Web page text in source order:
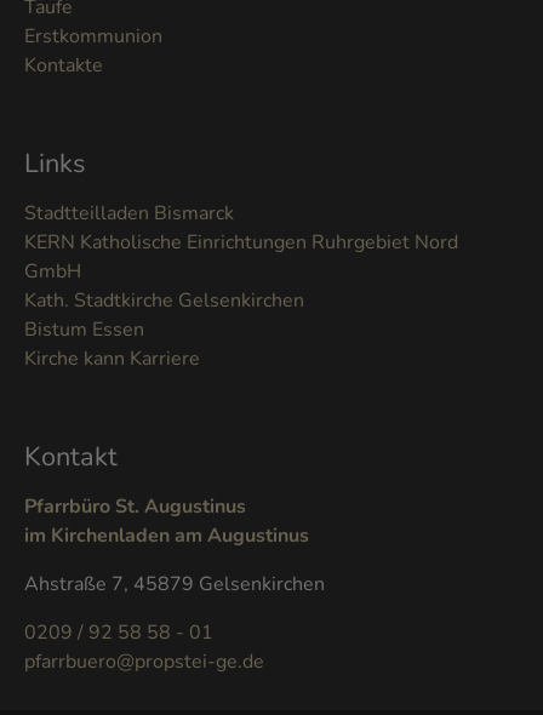
Taufe
Erstkommunion
Kontakte
Links
Stadtteilladen Bismarck
KERN Katholische Einrichtungen Ruhrgebiet Nord
GmbH
Kath. Stadtkirche Gelsenkirchen
Bistum Essen
Kirche kann Karriere
Kontakt
Pfarrbüro St. Augustinus
im Kirchenladen am Augustinus
Ahstraße 7, 45879 Gelsenkirchen
0209 / 92 58 58 - 01
pfarrbuero@propstei-ge.de